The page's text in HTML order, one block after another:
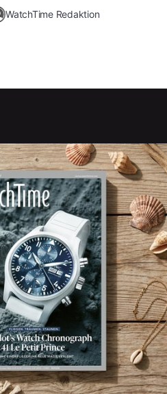
WatchTime Redaktion